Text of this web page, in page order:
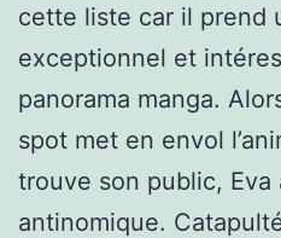
cette liste car il prend
exceptionnel et
panorama manga.
spot met en envol
trouve son public, Eva
antinomique.